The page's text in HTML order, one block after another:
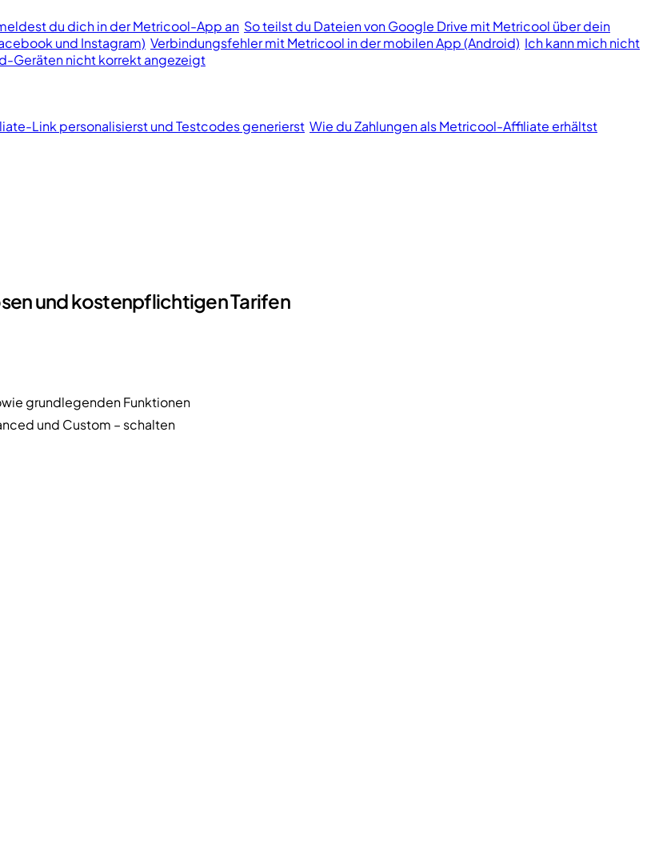
du dich in der Metricool-App an So teilst du Dateien von Google Drive mit Metricool über dein
und Instagram) Verbindungsfehler mit Metricool in der mobilen App (Android) Ich kann mich nicht
Geräten nicht korrekt angezeigt
Link personalisierst und Testcodes generierst Wie du Zahlungen als Metricool-Affiliate erhältst
und kostenpflichtigen Tarifen
grundlegenden Funktionen
und Custom – schalten